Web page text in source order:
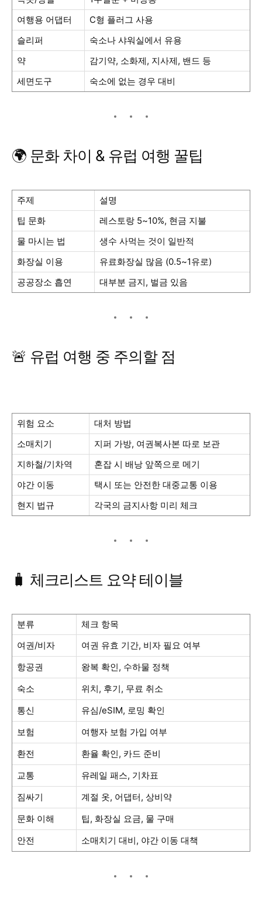
여행용 어댑터
C형 플러그 사용
슬리퍼
숙소나 샤워실에서 유용
약
감기약, 소화제, 지사제, 밴드 등
세면도구
숙소에 없는 경우 대비
🌍 문화 차이 & 유럽 여행 꿀팁
주제
설명
팁 문화
레스토랑 5~10%, 현금 지불
물 마시는 법
생수 사먹는 것이 일반적
화장실 이용
유료화장실 많음 (0.5~1유로)
공공장소 흡연
대부분 금지, 벌금 있음
🚨 유럽 여행 중 주의할 점
위험 요소
대처 방법
소매치기
지퍼 가방, 여권복사본 따로 보관
지하철/기차역
혼잡 시 배낭 앞쪽으로 메기
야간 이동
택시 또는 안전한 대중교통 이용
현지 법규
각국의 금지사항 미리 체크
🧳 체크리스트 요약 테이블
분류
체크 항목
여권/비자
여권 유효 기간, 비자 필요 여부
항공권
왕복 확인, 수하물 정책
숙소
위치, 후기, 무료 취소
통신
유심/eSIM, 로밍 확인
보험
여행자 보험 가입 여부
환전
환율 확인, 카드 준비
교통
유레일 패스, 기차표
짐싸기
계절 옷, 어댑터, 상비약
문화 이해
팁, 화장실 요금, 물 구매
안전
소매치기 대비, 야간 이동 대책